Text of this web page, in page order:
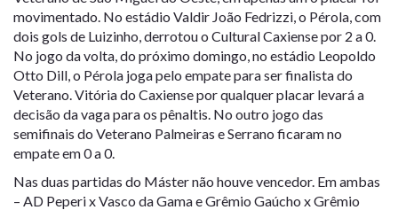
movimentado. No estádio Valdir João Fedrizzi, o Pérola, com
dois gols de Luizinho, derrotou o Cultural Caxiense por 2 a 0.
No jogo da volta, do próximo domingo, no estádio Leopoldo
Otto Dill, o Pérola joga pelo empate para ser finalista do
Veterano. Vitória do Caxiense por qualquer placar levará a
decisão da vaga para os pênaltis. No outro jogo das
semifinais do Veterano Palmeiras e Serrano ficaram no
empate em 0 a 0.
Nas duas partidas do Máster não houve vencedor. Em ambas
– AD Peperi x Vasco da Gama e Grêmio Gaúcho x Grêmio